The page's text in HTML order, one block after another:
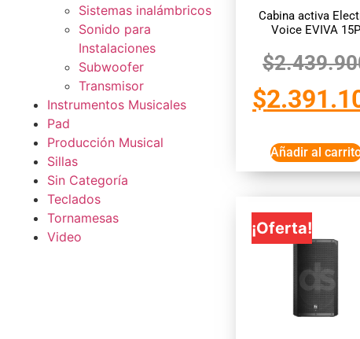
Sistemas inalámbricos
Sonido para
Instalaciones
Subwoofer
Transmisor
Instrumentos Musicales
Pad
Producción Musical
Sillas
Sin Categoría
Teclados
Tornamesas
Video
Cabina activa
Voice EVIVA 15P
$
$
Añadir al
¡Oferta!